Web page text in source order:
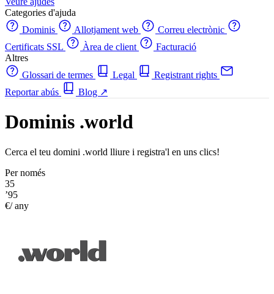
Categories d'ajuda
Dominis
Allotjament web
Correu electrònic
Certificats SSL
Àrea de client
Facturació
Altres
Glossari de termes
Legal
Registrant rights
Reportar abús
Blog ↗
Dominis .world
Cerca el teu domini .world lliure i registra'l en uns clics!
Per només
35
’95
€/ any